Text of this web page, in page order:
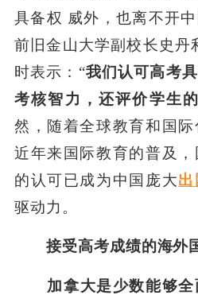
具备权 威外，也离不开
前旧金山大学副校长史丹
时表示：“我们认可高考
考核智力，还评价学生
然，随着全球教育和国
近年来国际教育的普及
的认可已成为中国庞大出
驱动力。
接受高考成绩的海外
加拿大是少数能够